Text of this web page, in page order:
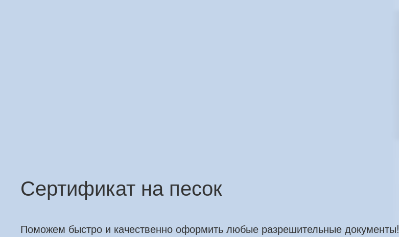
Сертификат на песок
Поможем быстро и качественно оформить любые разрешительные документы!